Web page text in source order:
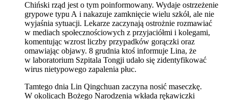
Chiński rząd jest o tym poinformowany. Wydaje ostrzeżenie
grypowe typu A i nakazuje zamknięcie wielu szkół, ale nie
wyjaśnia sytuacji. Lekarze zaczynają ostrożnie rozmawiać
w mediach społecznościowych z przyjaciółmi i kolegami,
komentując wzrost liczby przypadków gorączki oraz
omawiając objawy. 8 grudnia ktoś informuje Lina, że
w laboratorium Szpitala Tongji udało się zidentyfikować
wirus nietypowego zapalenia płuc.
Tamtego dnia Lin Qingchuan zaczyna nosić maseczkę.
W okolicach Bożego Narodzenia wkłada rękawiczki